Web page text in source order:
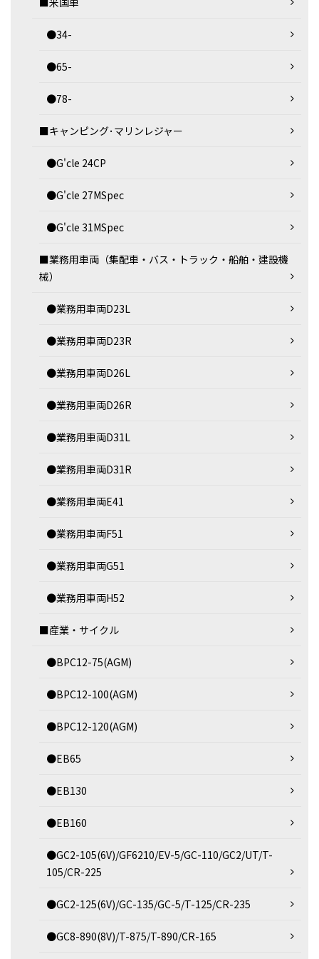
●34-
●65-
●78-
■キャンピング･マリンレジャー
●G'cle 24CP
●G'cle 27MSpec
●G'cle 31MSpec
■業務用車両（集配車・バス・トラック・船舶・建設機
械）
●業務用車両D23L
●業務用車両D23R
●業務用車両D26L
●業務用車両D26R
●業務用車両D31L
●業務用車両D31R
●業務用車両E41
●業務用車両F51
●業務用車両G51
●業務用車両H52
■産業・サイクル
●BPC12-75(AGM)
●BPC12-100(AGM)
●BPC12-120(AGM)
●EB65
●EB130
●EB160
●GC2-105(6V)/GF6210/EV-5/GC-110/GC2/UT/T-
105/CR-225
●GC2-125(6V)/GC-135/GC-5/T-125/CR-235
●GC8-890(8V)/T-875/T-890/CR-165